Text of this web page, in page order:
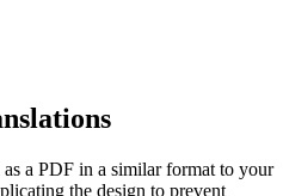
a PDF in a similar format to your
the design to prevent